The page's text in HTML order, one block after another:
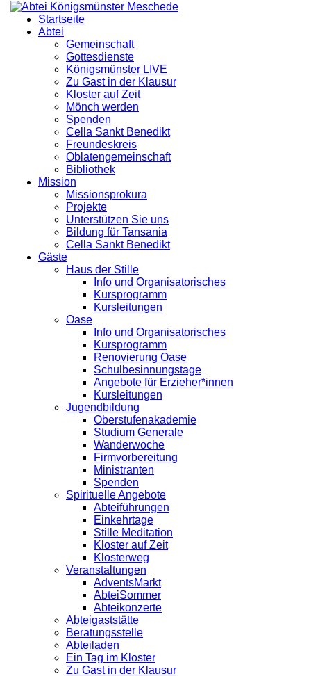
Startseite
Abtei
Gemeinschaft
Gottesdienste
Königsmünster LIVE
Zu Gast in der Klausur
Kloster auf Zeit
Mönch werden
Spenden
Cella Sankt Benedikt
Freundeskreis
Oblatengemeinschaft
Bibliothek
Mission
Missionsprokura
Projekte
Unterstützen Sie uns
Bildung für Tansania
Cella Sankt Benedikt
Gäste
Haus der Stille
Info und Organisatorisches
Kursprogramm
Kursleitungen
Oase
Info und Organisatorisches
Kursprogramm
Renovierung Oase
Schulbesinnungstage
Angebote für Erzieher*innen
Kursleitungen
Jugendbildung
Oberstufenakademie
Studium Generale
Wanderwoche
Firmvorbereitung
Ministranten
Spenden
Spirituelle Angebote
Abteiführungen
Einkehrtage
Stille Meditation
Kloster auf Zeit
Klosterweg
Veranstaltungen
AdventsMarkt
AbteiSommer
Abteikonzerte
Abteigaststätte
Beratungsstelle
Abteiladen
Ein Tag im Kloster
Zu Gast in der Klausur